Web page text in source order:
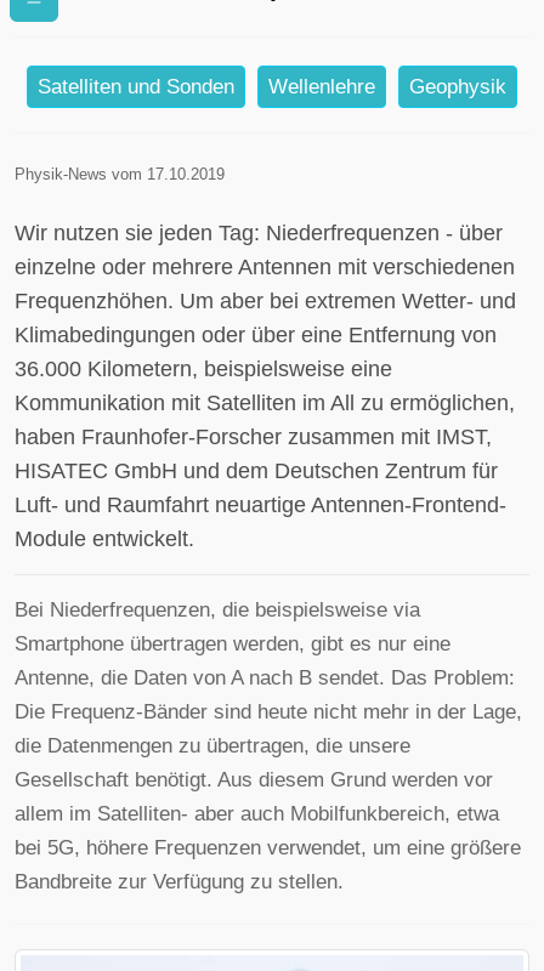
Satelliten und Sonden Wellenlehre Geophysik
Physik-News vom 17.10.2019
Wir nutzen sie jeden Tag: Niederfrequenzen - über
einzelne oder mehrere Antennen mit verschiedenen
Frequenzhöhen. Um aber bei extremen Wetter- und
Klimabedingungen oder über eine Entfernung von
36.000 Kilometern, beispielsweise eine
Kommunikation mit Satelliten im All zu ermöglichen,
haben Fraunhofer-Forscher zusammen mit IMST,
HISATEC GmbH und dem Deutschen Zentrum für
Luft- und Raumfahrt neuartige Antennen-Frontend-
Module entwickelt.
Bei Niederfrequenzen, die beispielsweise via
Smartphone übertragen werden, gibt es nur eine
Antenne, die Daten von A nach B sendet. Das Problem:
Die Frequenz-Bänder sind heute nicht mehr in der Lage,
die Datenmengen zu übertragen, die unsere
Gesellschaft benötigt. Aus diesem Grund werden vor
allem im Satelliten- aber auch Mobilfunkbereich, etwa
bei 5G, höhere Frequenzen verwendet, um eine größere
Bandbreite zur Verfügung zu stellen.